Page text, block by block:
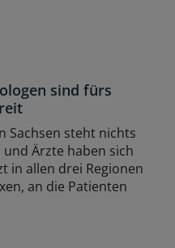
sind fürs
Sachsen steht nichts
Ärzte haben sich
in allen drei Regionen
an die Patienten